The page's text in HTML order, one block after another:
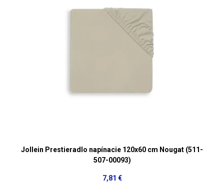
Jollein Prestieradlo napínacie 120x60 cm Nougat (511-
507-00093)
7,81 €